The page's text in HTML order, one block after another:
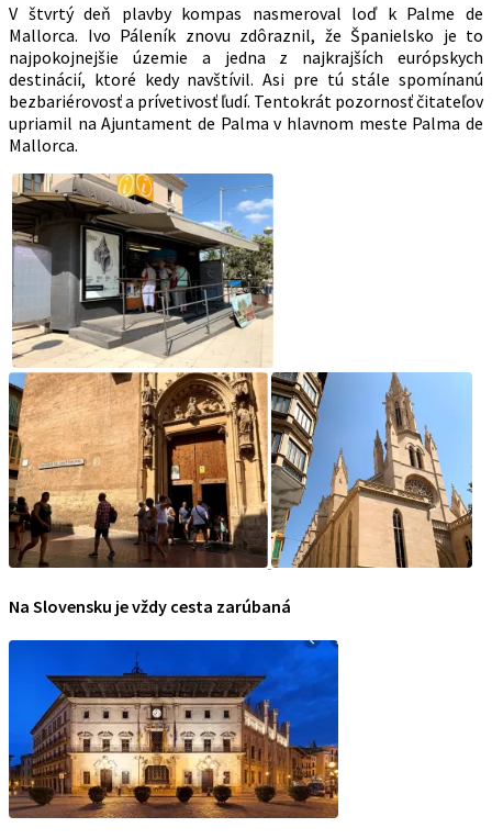
V štvrtý deň plavby kompas nasmeroval loď k Palme de
Mallorca. Ivo Páleník znovu zdôraznil, že Španielsko je to
najpokojnejšie územie a jedna z najkrajších európskych
destinácií, ktoré kedy navštívil. Asi pre tú stále spomínanú
bezbariérovosť a prívetivosť ľudí. Tentokrát pozornosť čitateľov
upriamil na Ajuntament de Palma v hlavnom meste Palma de
Mallorca.
Na Slovensku je vždy cesta zarúbaná